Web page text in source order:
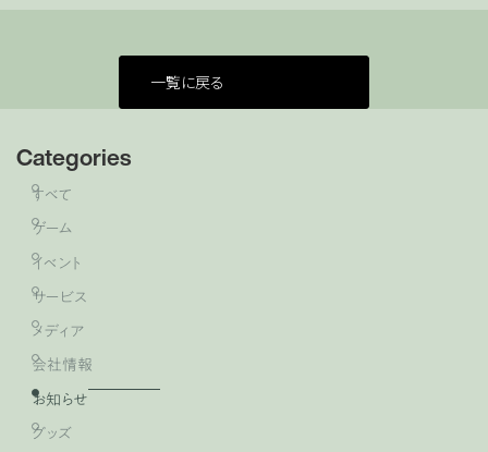
Categories
すべて
ゲーム
イベント
サービス
メディア
会社情報
お知らせ
グッズ
一覧に戻る